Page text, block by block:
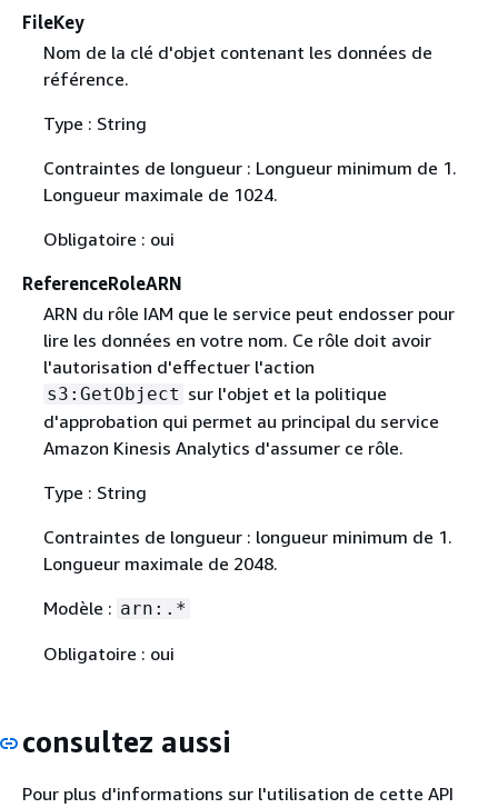
FileKey
Nom de la clé d'objet contenant les données de
référence.
Type : String
Contraintes de longueur : Longueur minimum de 1.
Longueur maximale de 1024.
Obligatoire : oui
ReferenceRoleARN
ARN du rôle IAM que le service peut endosser pour
lire les données en votre nom. Ce rôle doit avoir
l'autorisation d'effectuer l'action
s3:GetObject sur l'objet et la politique
d'approbation qui permet au principal du service
Amazon Kinesis Analytics d'assumer ce rôle.
Type : String
Contraintes de longueur : longueur minimum de 1.
Longueur maximale de 2048.
Modèle : arn:.*
Obligatoire : oui
consultez aussi
Pour plus d'informations sur l'utilisation de cette API